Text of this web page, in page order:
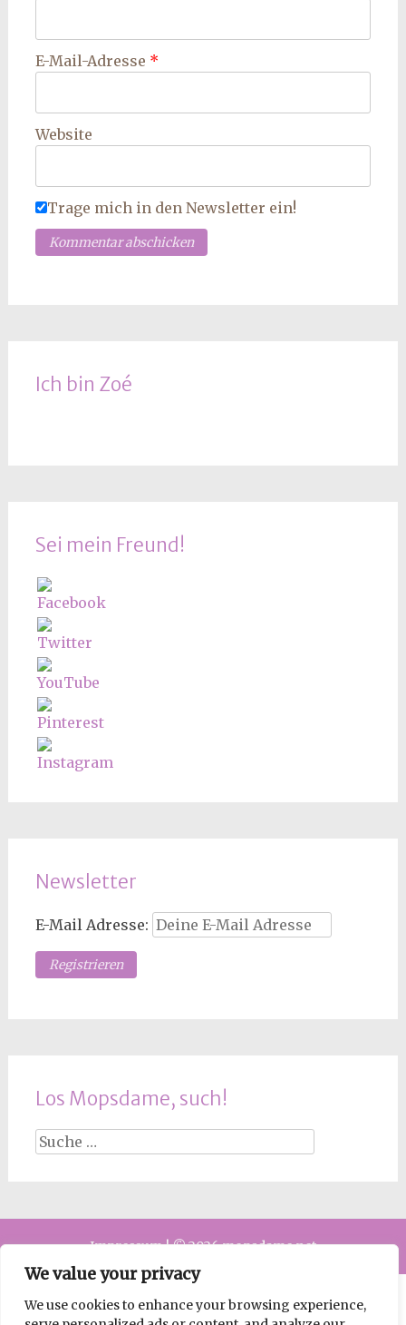
We value your privacy
We use cookies to enhance your browsing experience,
E-Mail-Adresse *
Website
Trage mich in den Newsletter ein!
Ich bin Zoé
Sei mein Freund!
Newsletter
E-Mail Adresse:
Los Mopsdame, such!
Suche
nach:
Impressum|© 2026 mopsdame.net